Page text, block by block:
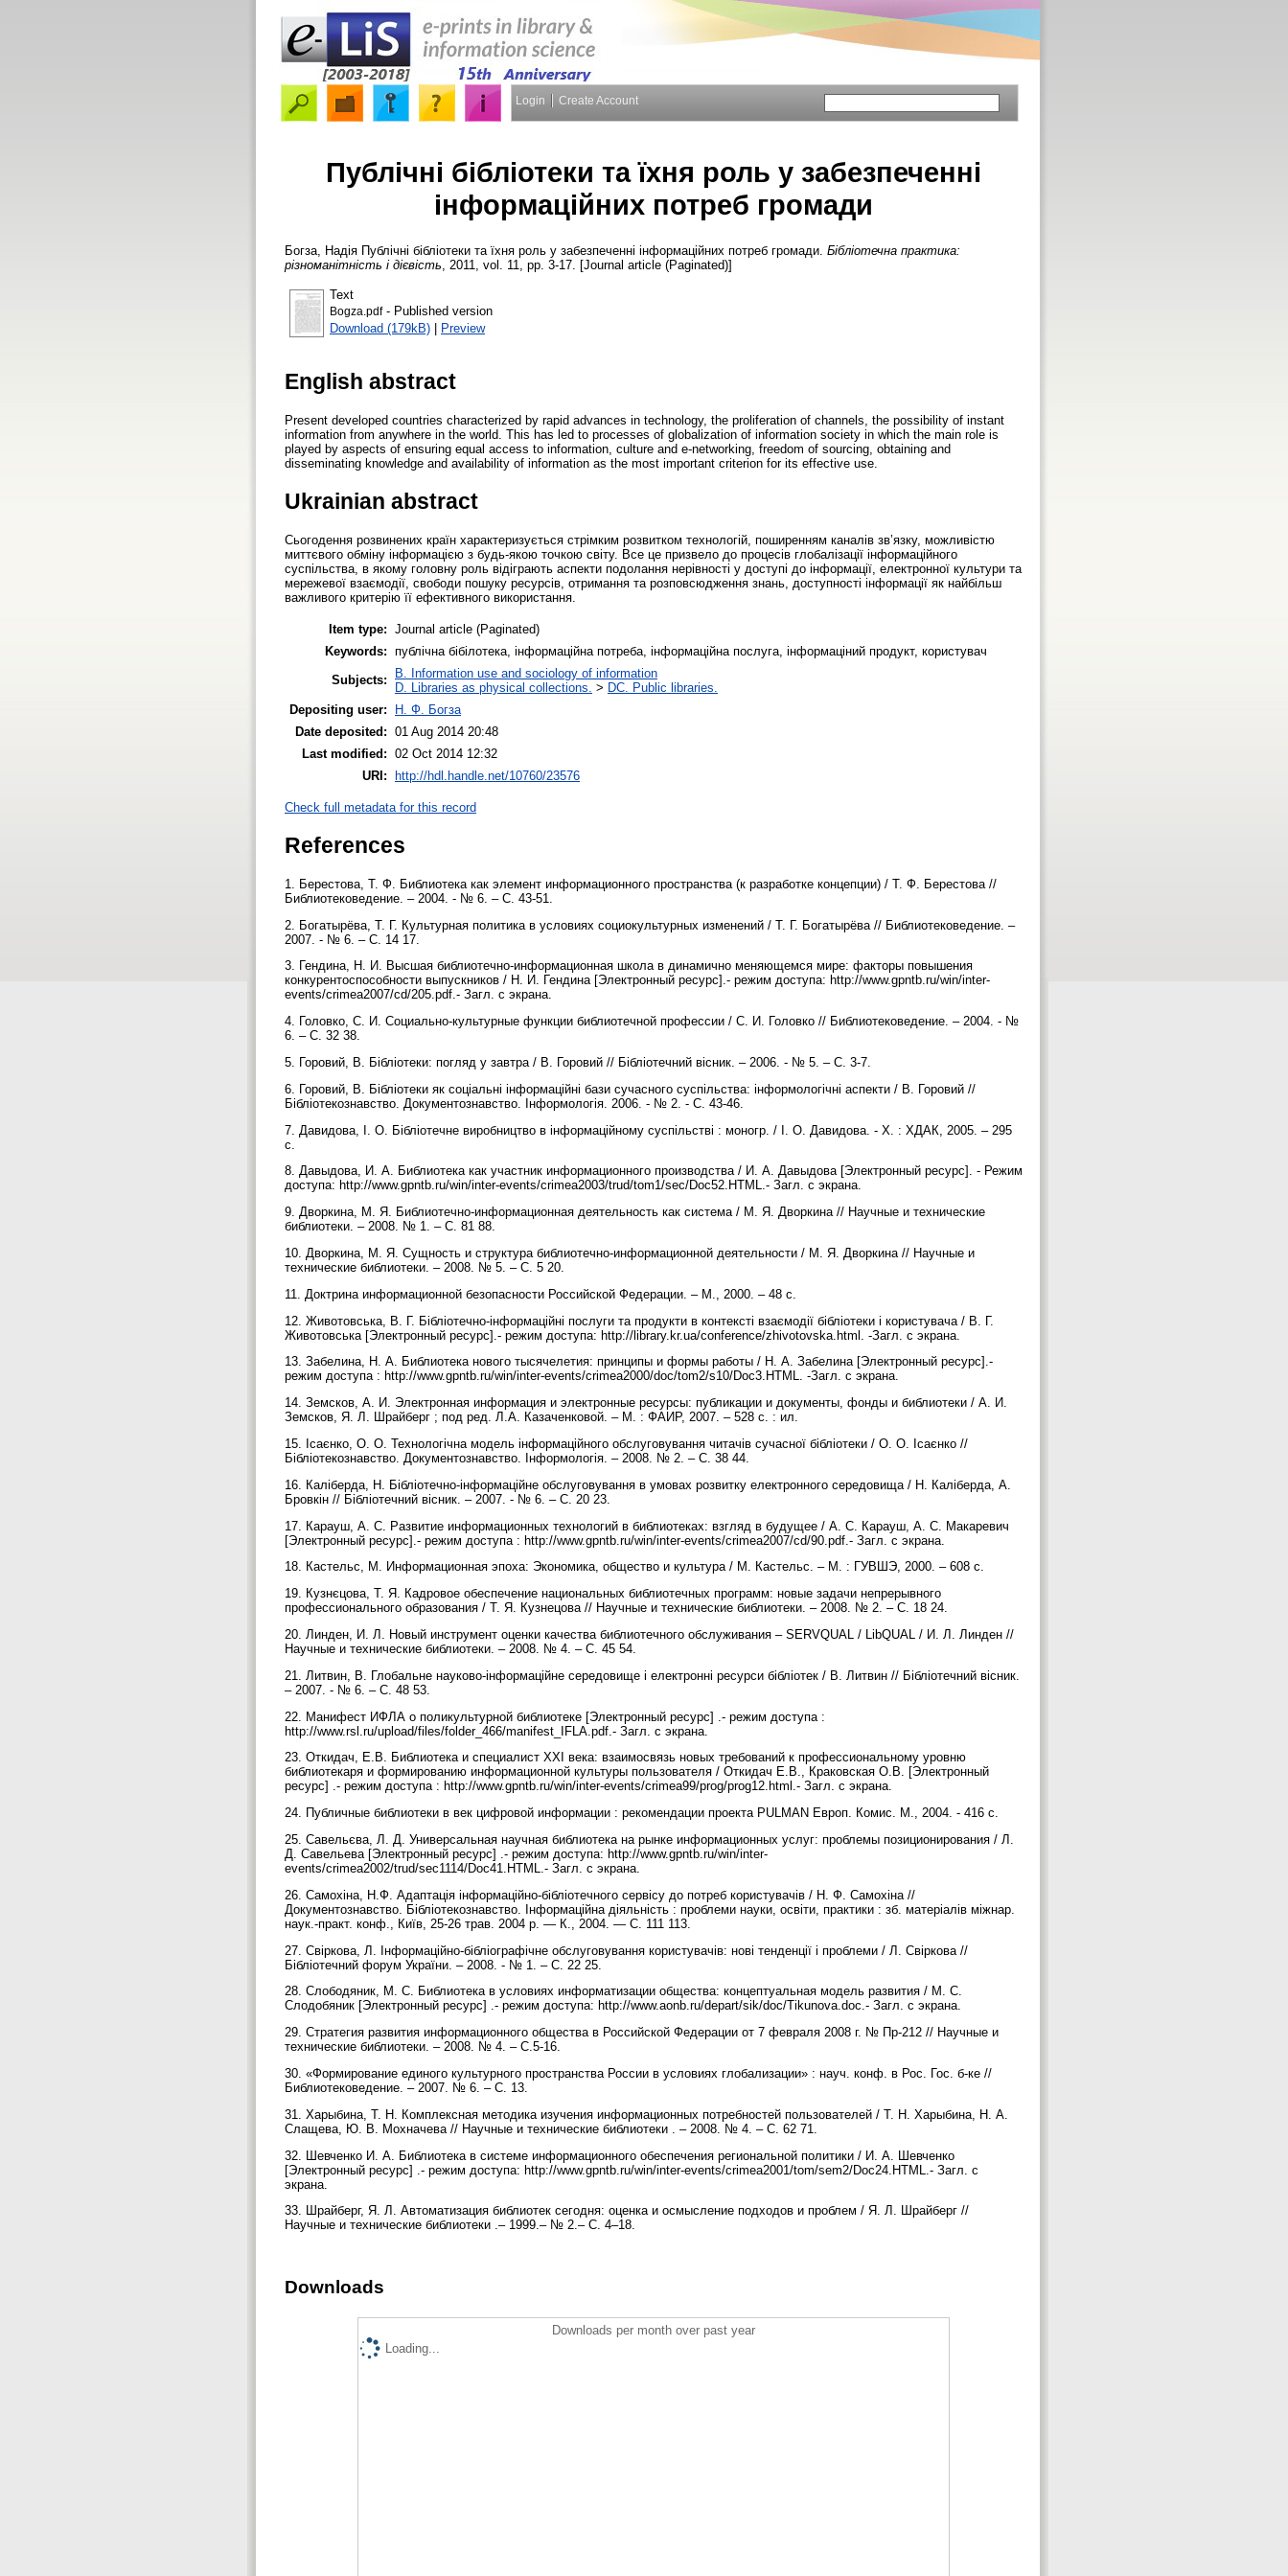
Login Create Account
Публічні бібліотеки та їхня роль у забезпеченні
інформаційних потреб громади
Богза, Надія Публічні бібліотеки та їхня роль у забезпеченні інформаційних потреб громади. Бібліотечна практика:
різноманітність і дієвість , 2011, vol. 11, pp. 3-17. [Journal article (Paginated)]
Text
Bogza.pdf- Published version
Download (179kB) | Preview
English abstract
Present developed countries characterized by rapid advances in technology, the proliferation of channels, the possibility of instant
information from anywhere in the world. This has led to processes of globalization of information society in which the main role is
played by aspects of ensuring equal access to information, culture and e-networking, freedom of sourcing, obtaining and
disseminating knowledge and availability of information as the most important criterion for its effective use.
Ukrainian abstract
Сьогодення розвинених країн характеризується стрімким розвитком технологій, поширенням каналів зв’язку, можливістю
миттєвого обміну інформацією з будь-якою точкою світу. Все це призвело до процесів глобалізації інформаційного
суспільства, в якому головну роль відіграють аспекти подолання нерівності у доступі до інформації, електронної культури та
мережевої взаємодії, свободи пошуку ресурсів, отримання та розповсюдження знань, доступності інформації як найбільш
важливого критерію її ефективного використання.
Item type: Journal article (Paginated)
Keywords: публічна бібілотека, інформаційна потреба, інформаційна послуга, інформаціний продукт, користувач
Subjects:
B. Information use and sociology of information
D. Libraries as physical collections. > DC. Public libraries.
Depositing user:
Н. Ф. Богза
Date deposited: 01 Aug 2014 20:48
Last modified: 02 Oct 2014 12:32
URI:
http://hdl.handle.net/10760/23576
Check full metadata for this record
References
1. Берестова, Т. Ф. Библиотека как элемент информационного пространства (к разработке концепции) / Т. Ф. Берестова //
Библиотековедение. – 2004. - № 6. – С. 43-51.
2. Богатырёва, Т. Г. Культурная политика в условиях социокультурных изменений / Т. Г. Богатырёва // Библиотековедение. –
2007. - № 6. – С. 14 17.
3. Гендина, Н. И. Высшая библиотечно-информационная школа в динамично меняющемся мире: факторы повышения
конкурентоспособности выпускников / Н. И. Гендина [Электронный ресурс].- режим доступа: http://www.gpntb.ru/win/inter-
events/crimea2007/cd/205.pdf.- Загл. с экрана.
4. Головко, С. И. Социально-культурные функции библиотечной профессии / С. И. Головко // Библиотековедение. – 2004. - №
6. – С. 32 38.
5. Горовий, В. Бібліотеки: погляд у завтра / В. Горовий // Бібліотечний вісник. – 2006. - № 5. – С. 3-7.
6. Горовий, В. Бібліотеки як соціальні інформаційні бази сучасного суспільства: інформологічні аспекти / В. Горовий //
Бібліотекознавство. Документознавство. Інформологія. 2006. - № 2. - С. 43-46.
7. Давидова, І. О. Бібліотечне виробництво в інформаційному суспільстві : моногр. / І. О. Давидова. - Х. : ХДАК, 2005. – 295
с.
8. Давыдова, И. А. Библиотека как участник информационного производства / И. А. Давыдова [Электронный ресурс]. - Режим
доступа: http://www.gpntb.ru/win/inter-events/crimea2003/trud/tom1/sec/Doc52.HTML.- Загл. с экрана.
9. Дворкина, М. Я. Библиотечно-информационная деятельность как система / М. Я. Дворкина // Научные и технические
библиотеки. – 2008. № 1. – С. 81 88.
10. Дворкина, М. Я. Сущность и структура библиотечно-информационной деятельности / М. Я. Дворкина // Научные и
технические библиотеки. – 2008. № 5. – С. 5 20.
11. Доктрина информационной безопасности Российской Федерации. – М., 2000. – 48 с.
12. Животовська, В. Г. Бібліотечно-інформаційні послуги та продукти в контексті взаємодії бібліотеки і користувача / В. Г.
Животовська [Электронный ресурс].- режим доступа: http://library.kr.ua/conference/zhivotovska.html. -Загл. с экрана.
13. Забелина, Н. А. Библиотека нового тысячелетия: принципы и формы работы / Н. А. Забелина [Электронный ресурс].-
режим доступа : http://www.gpntb.ru/win/inter-events/crimea2000/doc/tom2/s10/Doc3.HTML. -Загл. с экрана.
14. Земсков, А. И. Электронная информация и электронные ресурсы: публикации и документы, фонды и библиотеки / А. И.
Земсков, Я. Л. Шрайберг ; под ред. Л.А. Казаченковой. – М. : ФАИР, 2007. – 528 с. : ил.
15. Ісаєнко, О. О. Технологічна модель інформаційного обслуговування читачів сучасної бібліотеки / О. О. Ісаєнко //
Бібліотекознавство. Документознавство. Інформологія. – 2008. № 2. – С. 38 44.
16. Каліберда, Н. Бібліотечно-інформаційне обслуговування в умовах розвитку електронного середовища / Н. Каліберда, А.
Бровкін // Бібліотечний вісник. – 2007. - № 6. – С. 20 23.
17. Карауш, А. С. Развитие информационных технологий в библиотеках: взгляд в будущее / А. С. Карауш, А. С. Макаревич
[Электронный ресурс].- режим доступа : http://www.gpntb.ru/win/inter-events/crimea2007/cd/90.pdf.- Загл. с экрана.
18. Кастельс, М. Информационная эпоха: Экономика, общество и культура / М. Кастельс. – М. : ГУВШЭ, 2000. – 608 с.
19. Кузнєцова, Т. Я. Кадровое обеспечение национальных библиотечных программ: новые задачи непрерывного
профессионального образования / Т. Я. Кузнецова // Научные и технические библиотеки. – 2008. № 2. – С. 18 24.
20. Линден, И. Л. Новый инструмент оценки качества библиотечного обслуживания – SERVQUAL / LibQUAL / И. Л. Линден //
Научные и технические библиотеки. – 2008. № 4. – С. 45 54.
21. Литвин, В. Глобальне науково-інформаційне середовище і електронні ресурси бібліотек / В. Литвин // Бібліотечний вісник.
– 2007. - № 6. – С. 48 53.
22. Манифест ИФЛА о поликультурной библиотеке [Электронный ресурс] .- режим доступа :
http://www.rsl.ru/upload/files/folder_466/manifest_IFLA.pdf.- Загл. с экрана.
23. Откидач, Е.В. Библиотека и специалист XXI века: взаимосвязь новых требований к профессиональному уровню
библиотекаря и формированию информационной культуры пользователя / Откидач Е.В., Краковская О.В. [Электронный
ресурс] .- режим доступа : http://www.gpntb.ru/win/inter-events/crimea99/prog/prog12.html.- Загл. с экрана.
24. Публичные библиотеки в век цифровой информации : рекомендации проекта PULMAN Европ. Комис. М., 2004. - 416 с.
25. Савельєва, Л. Д. Универсальная научная библиотека на рынке информационных услуг: проблемы позиционирования / Л.
Д. Савельева [Электронный ресурс] .- режим доступа: http://www.gpntb.ru/win/inter-
еvents/crimea2002/trud/sec1114/Doc41.HTML.- Загл. с экрана.
26. Самохіна, Н.Ф. Адаптація інформаційно-бібліотечного сервісу до потреб користувачів / Н. Ф. Самохіна //
Документознавство. Бібліотекознавство. Інформаційна діяльність : проблеми науки, освіти, практики : зб. матеріалів міжнар.
наук.-практ. конф., Київ, 25-26 трав. 2004 р. — К., 2004. — С. 111 113.
27. Свіркова, Л. Інформаційно-бібліографічне обслуговування користувачів: нові тенденції і проблеми / Л. Свіркова //
Бібліотечний форум України. – 2008. - № 1. – С. 22 25.
28. Слободяник, М. С. Библиотека в условиях информатизации общества: концептуальная модель развития / М. С.
Слодобяник [Электронный ресурс] .- режим доступа: http://www.aonb.ru/depart/sik/doc/Tikunova.doc.- Загл. с экрана.
29. Стратегия развития информационного общества в Российской Федерации от 7 февраля 2008 г. № Пр-212 // Научные и
технические библиотеки. – 2008. № 4. – С.5-16.
30. «Формирование единого культурного пространства России в условиях глобализации» : науч. конф. в Рос. Гос. б-ке //
Библиотековедение. – 2007. № 6. – С. 13.
31. Харыбина, Т. Н. Комплексная методика изучения информационных потребностей пользователей / Т. Н. Харыбина, Н. А.
Слащева, Ю. В. Мохначева // Научные и технические библиотеки . – 2008. № 4. – С. 62 71.
32. Шевченко И. А. Библиотека в системе информационного обеспечения региональной политики / И. А. Шевченко
[Электронный ресурс] .- режим доступа: http://www.gpntb.ru/win/inter-events/crimea2001/tom/sem2/Doc24.HTML.- Загл. с
экрана.
33. Шрайберг, Я. Л. Автоматизация библиотек сегодня: оценка и осмысление подходов и проблем / Я. Л. Шрайберг //
Научные и технические библиотеки .– 1999.– № 2.– С. 4–18.
Downloads
Downloads per month over past year
Loading...